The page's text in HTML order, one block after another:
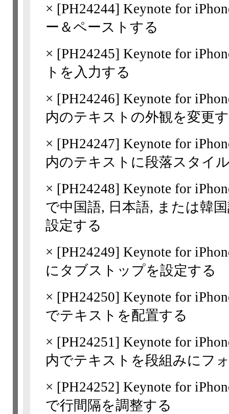
× [PH24244] Keynote for
ー＆ペーストする
× [PH24245] Keynote for
トを入力する
× [PH24246] Keynote for
内のテキストの外観を変更
× [PH24247] Keynote for
内のテキストに段落スタイ
× [PH24248] Keynote for
で中国語, 日本語, または韓
設定する
× [PH24249] Keynote for
にタブストップを設定する
× [PH24250] Keynote for
でテキストを配置する
× [PH24251] Keynote for
内でテキストを段組みにフ
× [PH24252] Keynote for
で行間隔を調整する